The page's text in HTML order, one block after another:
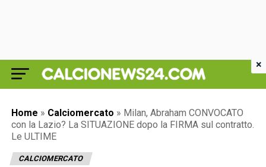
Home » Calciomercato » Milan, Abraham CONVOCATO
con la Lazio? La SITUAZIONE dopo la FIRMA sul contratto.
Le ULTIME
CALCIOMERCATO
×